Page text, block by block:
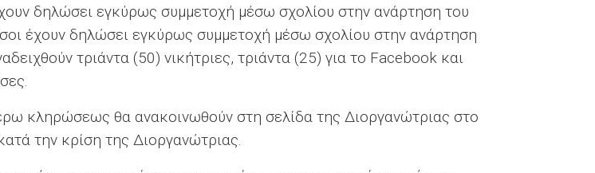
δηλώσει εγκύρως συμμετοχή μέσω σχολίου στην ανάρτηση του
έχουν δηλώσει εγκύρως συμμετοχή μέσω σχολίου στην ανάρτηση
τριάντα (50) νικήτριες, τριάντα (25) για το Facebook και
κληρώσεως θα ανακοινωθούν στη σελίδα της Διοργανώτριας στο
την κρίση της Διοργανώτριας.